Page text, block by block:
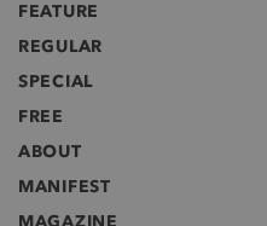
FEATURE
REGULAR
SPECIAL
FREE
ABOUT
MANIFEST